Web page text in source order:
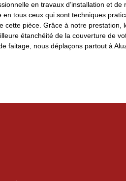
en travaux d’installation et de
tous ceux qui sont techniques
cette pièce. Grâce à notre prestation,
étanchéité de la couverture de
faitage, nous déplaçons partout à